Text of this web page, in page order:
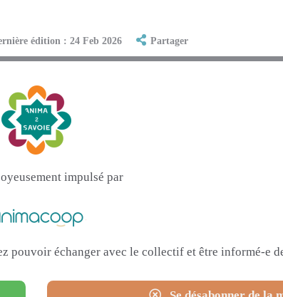
édition : 24 Feb 2026 Partager
impulsé par
pouvoir échanger avec le collectif et être informé-e